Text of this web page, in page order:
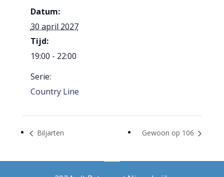
Datum:
30 april 2027
Tijd:
19:00 - 22:00
Serie:
Country Line
Biljarten Gewoon op 106